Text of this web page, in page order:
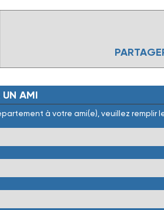
UN AMI
à votre ami(e), veuillez remplir